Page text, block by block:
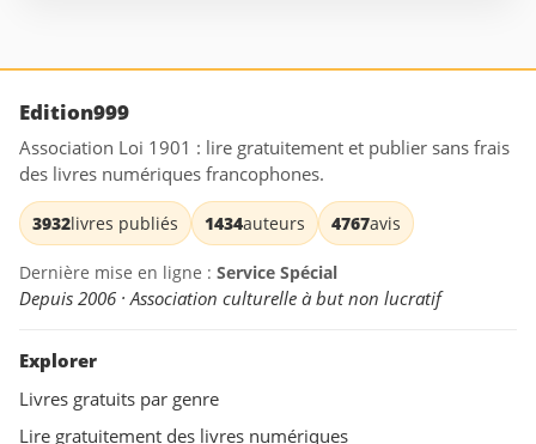
Edition999
Association Loi 1901 : lire gratuitement et publier sans frais
des livres numériques francophones.
3932livres publiés 1434auteurs 4767avis
Dernière mise en ligne : Service Spécial
Depuis 2006 · Association culturelle à but non lucratif
Explorer
Livres gratuits par genre
Lire gratuitement des livres numériques